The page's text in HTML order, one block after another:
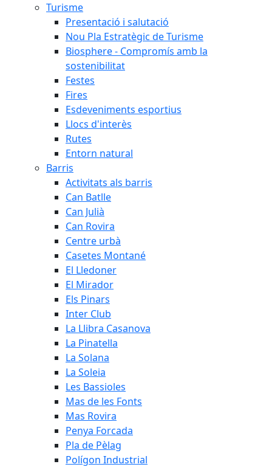
Turisme
Presentació i salutació
Nou Pla Estratègic de Turisme
Biosphere - Compromís amb la
sostenibilitat
Festes
Fires
Esdeveniments esportius
Llocs d'interès
Rutes
Entorn natural
Barris
Activitats als barris
Can Batlle
Can Julià
Can Rovira
Centre urbà
Casetes Montané
El Lledoner
El Mirador
Els Pinars
Inter Club
La Llibra Casanova
La Pinatella
La Solana
La Soleia
Les Bassioles
Mas de les Fonts
Mas Rovira
Penya Forcada
Pla de Pèlag
Polígon Industrial